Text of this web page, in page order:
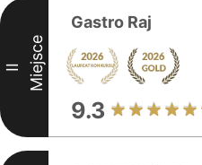
II Miejsce
Gastro Raj
9.3